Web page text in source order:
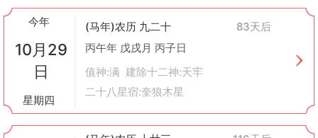
反馈结果：如果占卜结果显示两人相合，则会继续进行下一步；反
之，则可能会重新考虑这段姻缘。
重视家族传承
：在中国传统文化中，婚姻不仅是两个人之间的事，
更是两个家庭乃至两个家族之间的联结。因此，在决定婚事前，双
方家庭都会非常谨慎。
顺应天意：古人认为，一切事物的发展都有其自然规律，包括人的
命运。通过问名来预测未来夫妻关系的好坏，反映了人们对遵循自
今年
10月29
日
星期四
(马年)农历 九二十
83天后
丙午年 戊戌月 丙子日
值神:满 建除十二神:天牢
二十八星宿:奎狼木星